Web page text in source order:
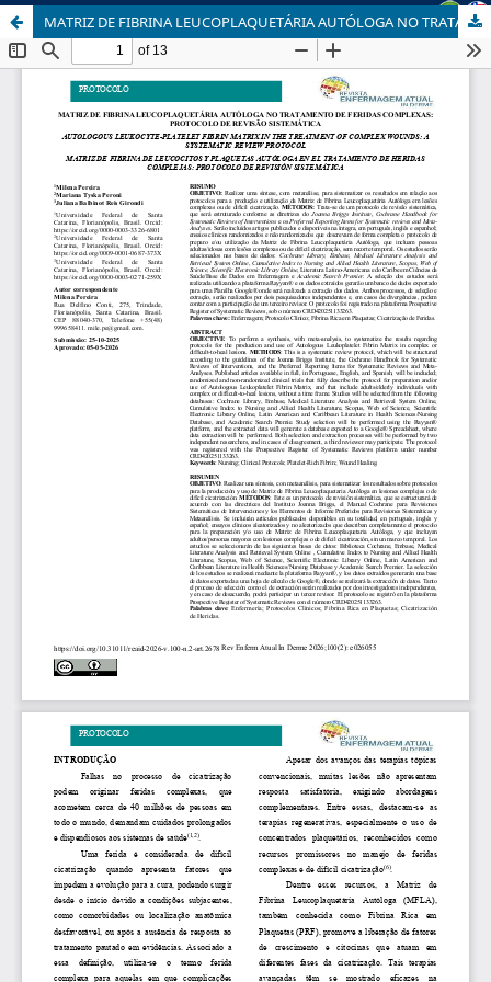
MATRIZ DE FIBRINA LEUCOPLAQUETÁRIA AUTÓLOGA NO TRATAMENTO DE FERIDAS COMPLEXAS: PROTOCOLO DE REVISÃO SISTEMÁTICA